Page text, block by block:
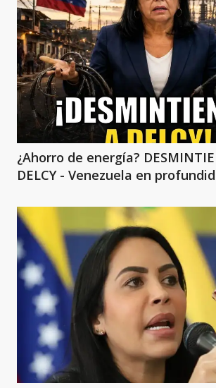
¿Ahorro de energía?
DELCY - Venezuela en